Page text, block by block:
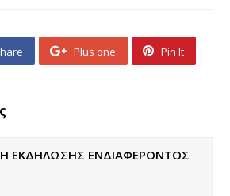
Plus one Pin It
ΕΚΔΗΛΩΣΗΣ ΕΝΔΙΑΦΕΡΟΝΤΟΣ